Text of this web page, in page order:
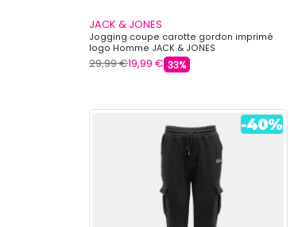
JACK & JONES
Jogging coupe carotte gordon imprimé
logo Homme JACK & JONES
29,99 €19,99 € 33%